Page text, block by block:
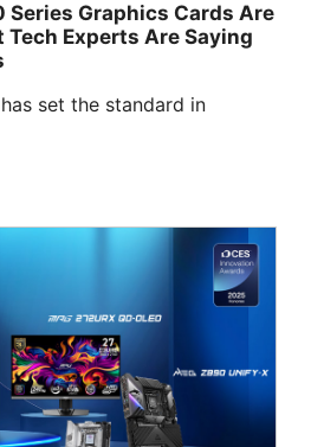
Series Graphics Cards Are
Tech Experts Are Saying
set the standard in